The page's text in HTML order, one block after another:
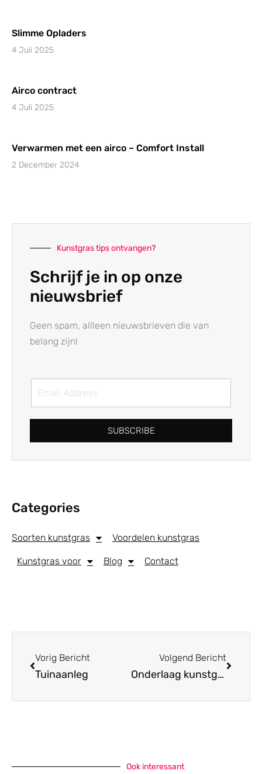
Slimme Opladers
4 Juli 2025
Airco contract
4 Juli 2025
Verwarmen met een airco – Comfort Install
2 December 2024
Kunstgras tips ontvangen?
Schrijf je in op onze
nieuwsbrief
Geen spam, allleen nieuwsbrieven die van
belang zijn!
SUBSCRIBE
Categories
Soorten kunstgras Voordelen kunstgras
Kunstgras voor Blog Contact
Vorig Bericht
Tuinaanleg
Volgend Bericht
Onderlaag kunstgras
Ook interessant